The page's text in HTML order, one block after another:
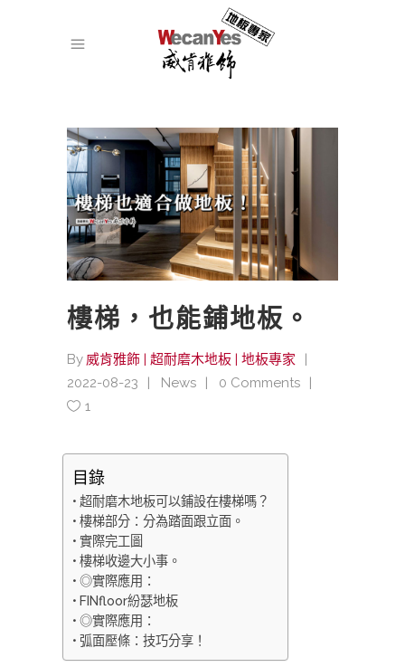
樓梯，也能鋪地板。
By 威肯雅飾 | 超耐磨木地板 | 地板專家
2022-08-23
News
0 Comments
1
目錄
超耐磨木地板可以鋪設在樓梯嗎？
樓梯部分：分為踏面跟立面。
實際完工圖
樓梯收邊大小事。
◎實際應用：
FINfloor紛瑟地板
◎實際應用：
弧面壓條：技巧分享！